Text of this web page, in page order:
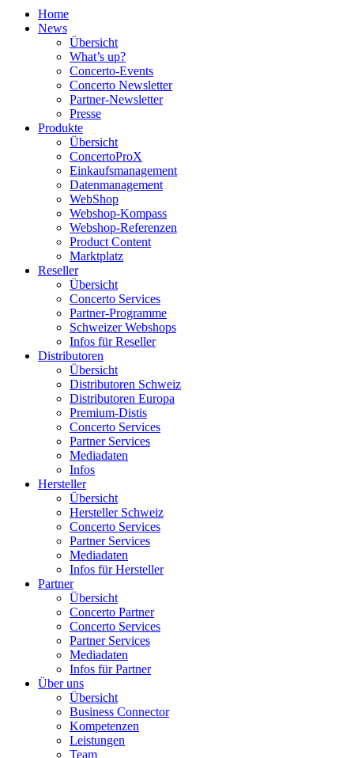
Home
News
Übersicht
What’s up?
Concerto-Events
Concerto Newsletter
Partner-Newsletter
Presse
Produkte
Übersicht
ConcertoProX
Einkaufsmanagement
Datenmanagement
WebShop
Webshop-Kompass
Webshop-Referenzen
Product Content
Marktplatz
Reseller
Übersicht
Concerto Services
Partner-Programme
Schweizer Webshops
Infos für Reseller
Distributoren
Übersicht
Distributoren Schweiz
Distributoren Europa
Premium-Distis
Concerto Services
Partner Services
Mediadaten
Infos
Hersteller
Übersicht
Hersteller Schweiz
Concerto Services
Partner Services
Mediadaten
Infos für Hersteller
Partner
Übersicht
Concerto Partner
Concerto Services
Partner Services
Mediadaten
Infos für Partner
Über uns
Übersicht
Business Connector
Kompetenzen
Leistungen
Team